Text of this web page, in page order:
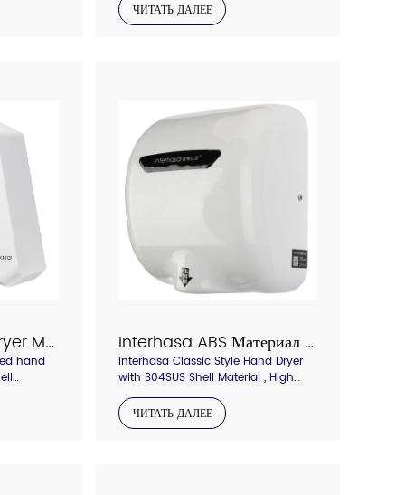
ЧИТАТЬ ДАЛЕЕ
Interhasa Hand Dryer Model 3890/3862
hand
Interhasa ABS Материал корпуса сушилка для рук Модель 90002
Interhasa Classic Style Hand Dryer
with 304SUS Shell Material , High
speed dryer dry your hand in 5
seconds,Colorful Abs Shell available
for choice
ЧИТАТЬ ДАЛЕЕ